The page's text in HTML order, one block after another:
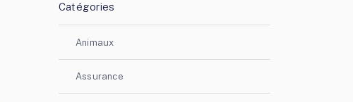
Catégories
Animaux
Assurance